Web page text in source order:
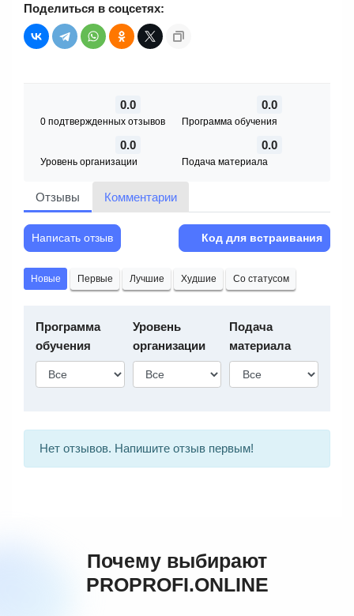
Поделиться в соцсетях:
0.0
0 подтвержденных отзывов
0.0
Программа обучения
0.0
Уровень организации
0.0
Подача материала
Отзывы Комментарии
Написать отзыв Код для встраивания
Новые Первые Лучшие Худшие Со статусом
Программа
обучения
Уровень
организации
Подача
материала
Нет отзывов. Напишите отзыв первым!
Почему выбирают
PROPROFI.ONLINE